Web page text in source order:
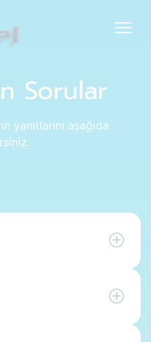
Sorular
yanıtlarını aşağıda